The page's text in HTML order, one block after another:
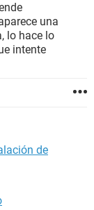
una
lo hace lo
intente
de